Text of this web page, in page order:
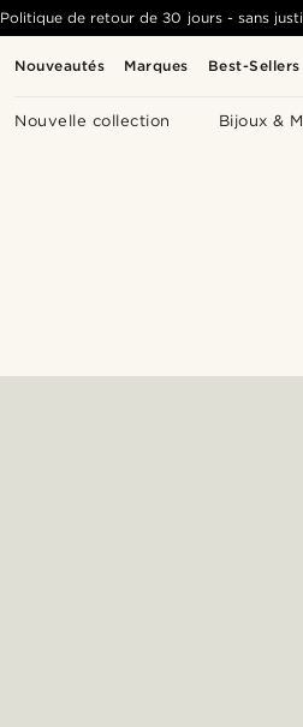
Nouveautés Marques Best-Sellers
Nouvelle collection Bijoux &
Politique de retour de 30 jours - sans